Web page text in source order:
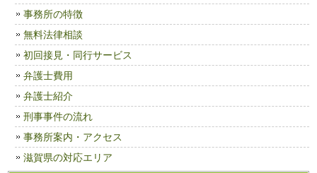
事務所の特徴
無料法律相談
初回接見・同行サービス
弁護士費用
弁護士紹介
刑事事件の流れ
事務所案内・アクセス
滋賀県の対応エリア